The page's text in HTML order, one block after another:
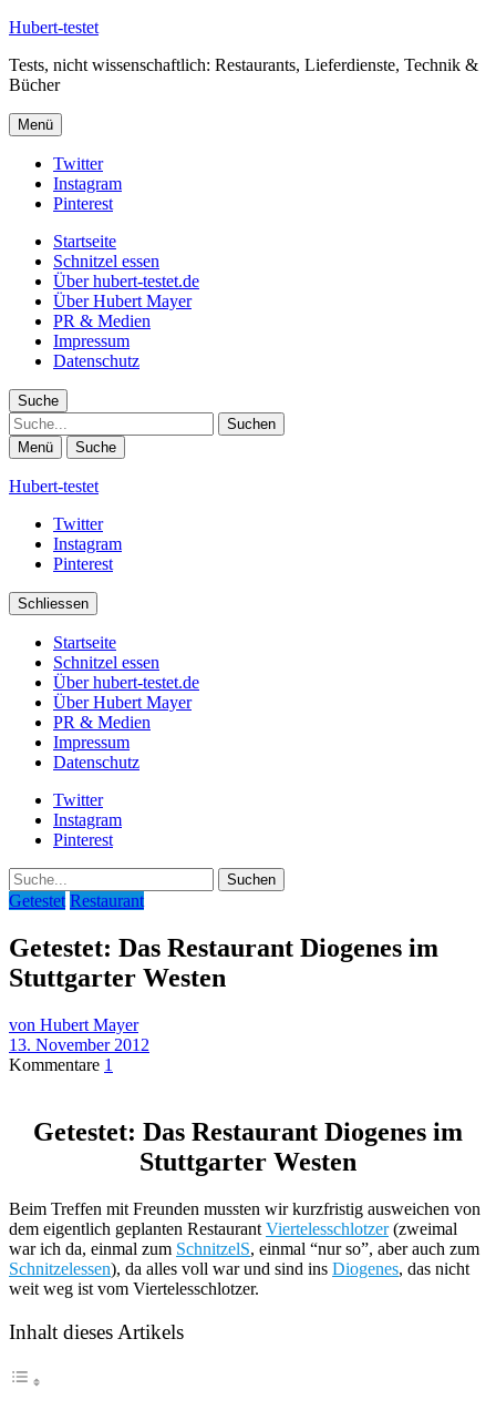
Hubert-testet
Tests, nicht wissenschaftlich: Restaurants, Lieferdienste, Technik &
Bücher
Menü
Twitter
Instagram
Pinterest
Startseite
Schnitzel essen
Über hubert-testet.de
Über Hubert Mayer
PR & Medien
Impressum
Datenschutz
Suche
Suche
Menü Suche
Hubert-testet
Twitter
Instagram
Pinterest
Schliessen
Startseite
Schnitzel essen
Über hubert-testet.de
Über Hubert Mayer
PR & Medien
Impressum
Datenschutz
Twitter
Instagram
Pinterest
Suche
Getestet Restaurant
Getestet: Das Restaurant Diogenes im
Stuttgarter Westen
von Hubert Mayer
13. November 2012
Kommentare 1
Getestet: Das Restaurant Diogenes im
Stuttgarter Westen
Beim Treffen mit Freunden mussten wir kurzfristig ausweichen von
dem eigentlich geplanten Restaurant Viertelesschlotzer(zweimal
war ich da, einmal zum SchnitzelS, einmal “nur so”, aber auch zum
Schnitzelessen), da alles voll war und sind ins Diogenes, das nicht
weit weg ist vom Viertelesschlotzer.
Inhalt dieses Artikels